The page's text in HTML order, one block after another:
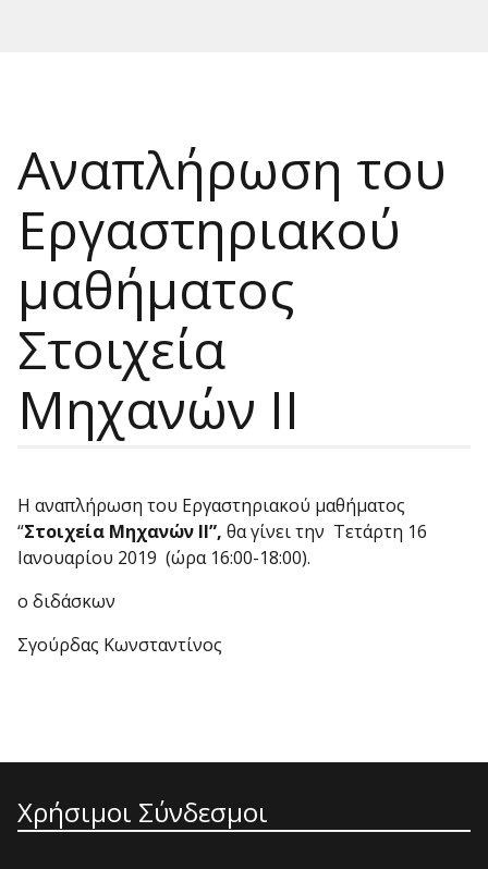
Αναπλήρωση του
Εργαστηριακού
μαθήματος
Στοιχεία
Μηχανών ΙΙ
Η αναπλήρωση του Εργαστηριακού μαθήματος
“Στοιχεία Μηχανών ΙΙ”, θα γίνει την Τετάρτη 16
Ιανουαρίου 2019 (ώρα 16:00-18:00).
ο διδάσκων
Σγούρδας Κωνσταντίνος
Χρήσιμοι Σύνδεσμοι